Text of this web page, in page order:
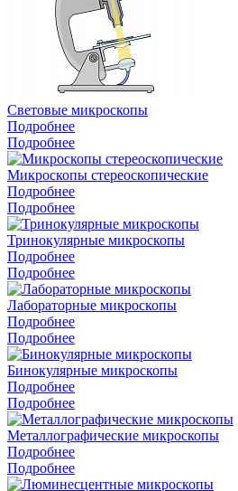
Световые микроскопы
Подробнее
Подробнее
Микроскопы стереоскопические
Подробнее
Подробнее
Тринокулярные микроскопы
Подробнее
Подробнее
Лабораторные микроскопы
Подробнее
Подробнее
Бинокулярные микроскопы
Подробнее
Подробнее
Металлографические микроскопы
Подробнее
Подробнее